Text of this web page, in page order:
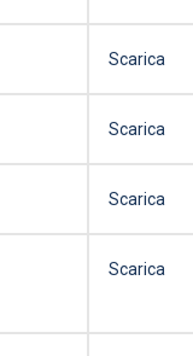
Scarica
Scarica
Scarica
Scarica